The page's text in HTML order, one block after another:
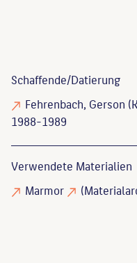
Schaffende/Datierung
Fehrenbach, Gerson
1988-1989
Verwendete Materialien
Marmor